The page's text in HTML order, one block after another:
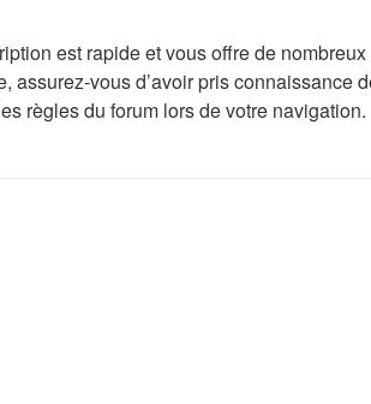
est rapide et vous offre de
vous d’avoir pris
règles du forum lors de votre navigation.